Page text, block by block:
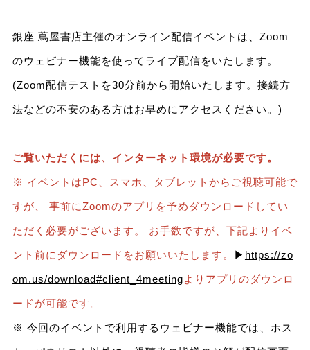
銀座 蔦屋書店主催のオンライン配信イベントは、Zoom
のウェビナー機能を使ってライブ配信をいたします。
(Zoom配信テストを30分前から開始いたします。接続方
法などの不安のある方はお早めにアクセスください。)
ご覧いただくには、インターネット環境が必要です。
※ イベントはPC、スマホ、タブレットからご視聴可能で
すが、 事前にZoomのアプリを予めダウンロードしてい
ただく必要がございます。 お手数ですが、下記よりイベ
ント前にダウンロードをお願いいたします。 ▶ https://zo
om.us/download#client_4meetingよりアプリのダウンロ
ードが可能です。
※ 今回のイベントで利用するウェビナー機能では、ホス